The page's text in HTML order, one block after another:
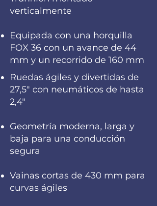
verticalmente
Equipada con una horquilla
FOX 36 con un avance de 44
mm y un recorrido de 160 mm
Ruedas ágiles y divertidas de
27,5" con neumáticos de hasta
2,4"
Geometría moderna, larga y
baja para una conducción
segura
Vainas cortas de 430 mm para
curvas ágiles